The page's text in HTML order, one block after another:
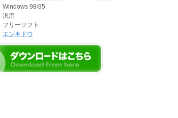
Windows 98/95
汎用
フリーソフト
エンキドウ